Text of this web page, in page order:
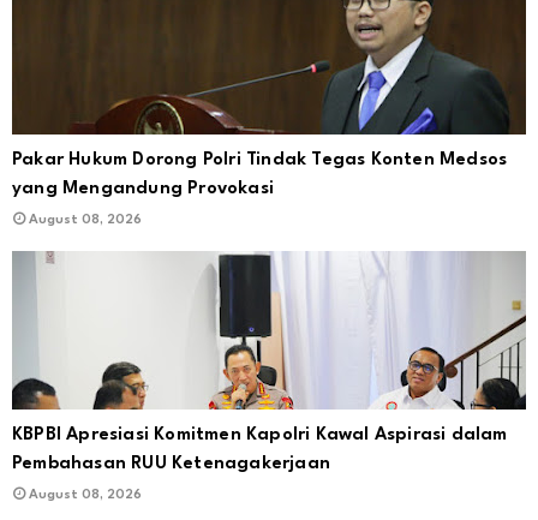
Pakar Hukum Dorong Polri Tindak Tegas Konten Medsos
yang Mengandung Provokasi
August 08, 2026
KBPBI Apresiasi Komitmen Kapolri Kawal Aspirasi dalam
Pembahasan RUU Ketenagakerjaan
August 08, 2026